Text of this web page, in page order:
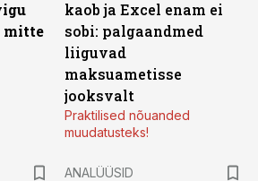
mitte
kaob ja Excel enam ei
sobi: palgaandmed
liiguvad
maksuametisse
jooksvalt
Praktilised nõuanded
muudatusteks!
ANALÜÜSID